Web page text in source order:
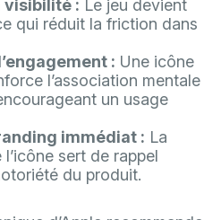
visibilité : Le jeu devient
qui réduit la friction dans
: Une icône
l’association mentale
un usage
immédiat : La
sert de rappel
du produit.